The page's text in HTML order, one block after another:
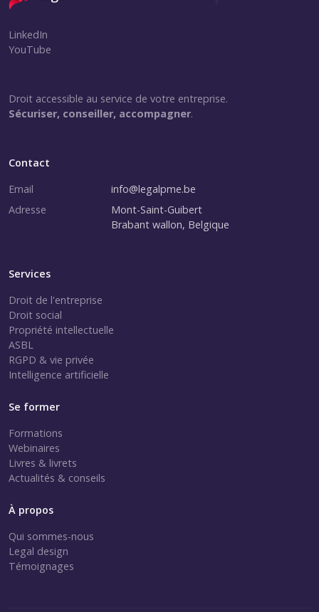
LinkedIn
YouTube
Droit accessible au service de votre entreprise.
Sécuriser, conseiller, accompagner.
Contact
Email
info@legalpme.be
Adresse
Mont-Saint-Guibert
Brabant wallon, Belgique
Services
Droit de l'entreprise
Droit social
Propriété intellectuelle
ASBL
RGPD & vie privée
Intelligence artificielle
Se former
Formations
Webinaires
Livres & livrets
Actualités & conseils
À propos
Qui sommes-nous
Legal design
Témoignages